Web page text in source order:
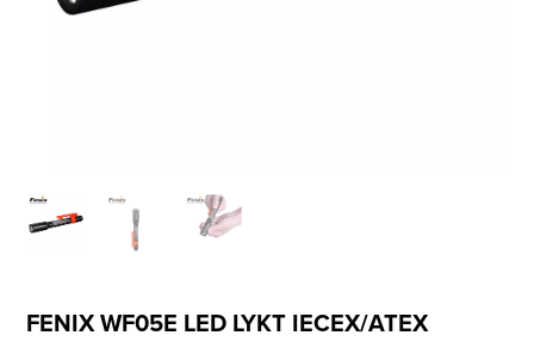
FENIX WF05E LED LYKT IECEX/ATEX